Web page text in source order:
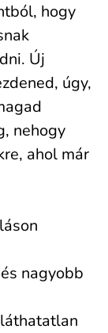
hogy
Új
úgy,
nehogy
ahol már
nagyobb